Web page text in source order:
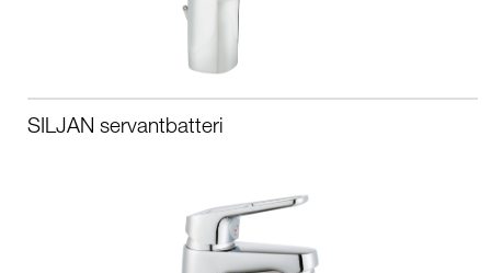
SILJAN servantbatteri